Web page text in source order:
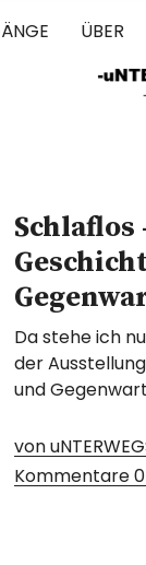
ÜBER
Schlaflos
Da stehe ich
der
und
von
Kommentare0